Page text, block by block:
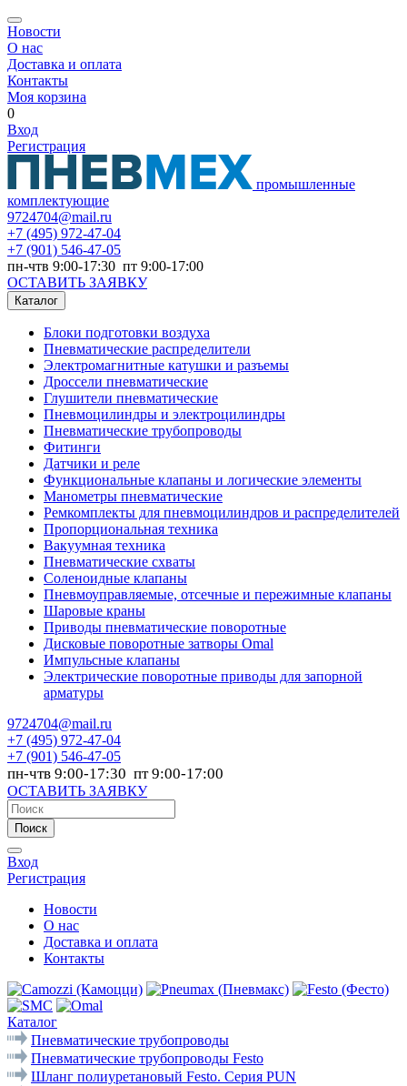
Новости
О нас
Доставка и оплата
Контакты
Моя корзина
0
Вход
Регистрация
промышленные
комплектующие
9724704@mail.ru
+7 (495) 972-47-04
+7 (901) 546-47-05
пн-чтв 9:00-17:30 пт 9:00-17:00
ОСТАВИТЬ ЗАЯВКУ
Каталог
Блоки подготовки воздуха
Пневматические распределители
Электромагнитные катушки и разъемы
Дроссели пневматические
Глушители пневматические
Пневмоцилиндры и электроцилиндры
Пневматические трубопроводы
Фитинги
Датчики и реле
Функциональные клапаны и логические элементы
Манометры пневматические
Ремкомплекты для пневмоцилиндров и распределителей
Пропорциональная техника
Вакуумная техника
Пневматические схваты
Соленоидные клапаны
Пневмоуправляемые, отсечные и пережимные клапаны
Шаровые краны
Приводы пневматические поворотные
Дисковые поворотные затворы Omal
Импульсные клапаны
Электрические поворотные приводы для запорной
арматуры
9724704@mail.ru
+7 (495) 972-47-04
+7 (901) 546-47-05
пн-чтв 9:00-17:30 пт 9:00-17:00
ОСТАВИТЬ ЗАЯВКУ
Поиск
Вход
Регистрация
Новости
О нас
Доставка и оплата
Контакты
Каталог
Пневматические трубопроводы
Пневматические трубопроводы Festo
Шланг полиуретановый Festo. Серия PUN